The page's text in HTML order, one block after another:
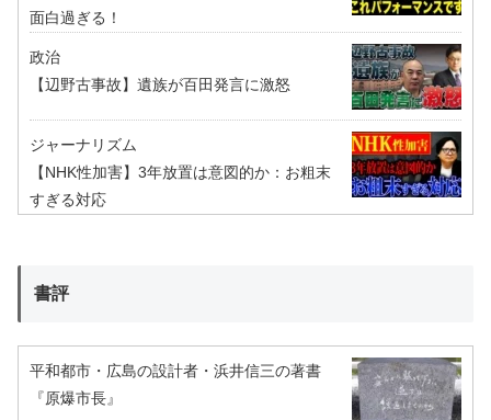
面白過ぎる！
政治
【辺野古事故】遺族が百田発言に激怒
ジャーナリズム
【NHK性加害】3年放置は意図的か：お粗末
すぎる対応
書評
平和都市・広島の設計者・浜井信三の著書
『原爆市長』